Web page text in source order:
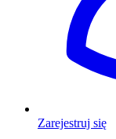
Zarejestruj się